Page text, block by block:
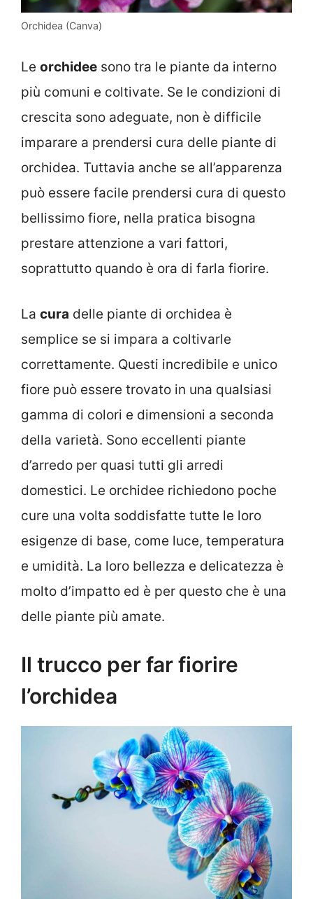
Orchidea (Canva)
Le orchidee sono tra le piante da interno
più comuni e coltivate. Se le condizioni di
crescita sono adeguate, non è difficile
imparare a prendersi cura delle piante di
orchidea. Tuttavia anche se all’apparenza
può essere facile prendersi cura di questo
bellissimo fiore, nella pratica bisogna
prestare attenzione a vari fattori,
soprattutto quando è ora di farla fiorire.
La cura delle piante di orchidea è
semplice se si impara a coltivarle
correttamente. Questi incredibile e unico
fiore può essere trovato in una qualsiasi
gamma di colori e dimensioni a seconda
della varietà. Sono eccellenti piante
d’arredo per quasi tutti gli arredi
domestici. Le orchidee richiedono poche
cure una volta soddisfatte tutte le loro
esigenze di base, come luce, temperatura
e umidità. La loro bellezza e delicatezza è
molto d’impatto ed è per questo che è una
delle piante più amate.
Il trucco per far fiorire
l’orchidea